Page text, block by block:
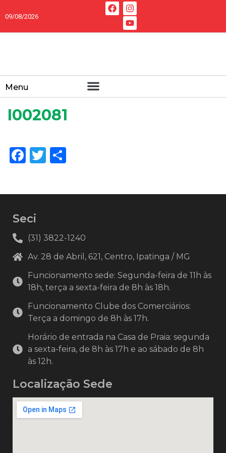
09/08/2026
Menu
I002081
Facebook
Twitter
Seci
(31) 3822-1240
Av. 28 de Abril, 621, Centro, Ipatinga / MG
Funcionamento sede: Segunda-feira de 11h às
18h, terça a sexta-feira de 8h às 18h.
Funcionamento Clube dos Comerciários:
Terça a domingo de 8h às 17h.
Horário de entrada na Casa de Praia: segunda
a sexta-feira, de 8h às 17h e ao sábado de 8h
às 12h.
Localização Sede